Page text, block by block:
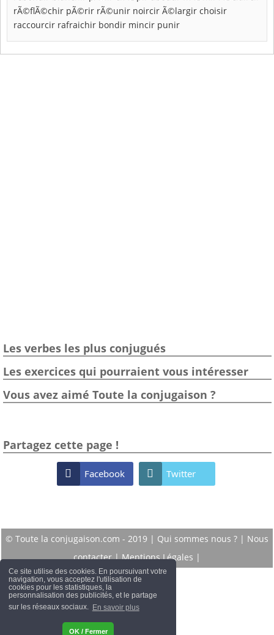
Ce site utilise des cookies. En poursuivant votre
navigation, vous acceptez l'utilisation de
cookies pour les statistiques, la
personnalisation des publicités, et le partage
sur les réseaux sociaux. En savoir plus
OK / Fermer
rÃ©flÃ©chir pÃ©rir rÃ©unir noircir Ã©largir choisir
raccourcir rafraichir bondir mincir punir
Les verbes les plus conjugués
Les exercices qui pourraient vous intéresser
Vous avez aimé Toute la conjugaison ?
Partagez cette page !
 Facebook  Twitter
© Toute la conjugaison.com - 2019 | Qui sommes nous ? | Nous
contacter|Mentions Légales |